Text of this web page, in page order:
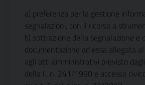
a) preferenza per la gestione
segnalazioni, con il ricorso a
b) sottrazione della segnalazione e
documentazione ad essa allegata
agli atti amministrativi previsto
della l., n. 241/1990 e accesso